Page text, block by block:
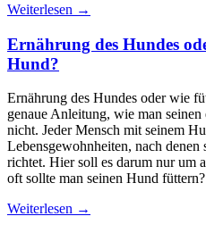
Weiterlesen →
Ernährung des Hundes
Hund?
Ernährung des Hundes oder wie
genaue Anleitung, wie man
nicht. Jeder Mensch mit seinem
Lebensgewohnheiten, nach
richtet. Hier soll es darum nur um
oft sollte man seinen Hund
Weiterlesen →